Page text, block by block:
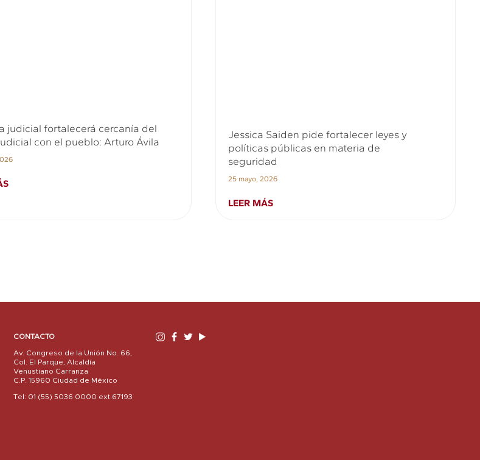
judicial fortalecerá cercanía del
con el pueblo: Arturo Ávila
Jessica Saiden pide fortalecer leyes y
políticas públicas en materia de
seguridad
25 mayo, 2026
LEER MÁS
CONTACTO
Av. Congreso de la Unión No. 66,
Col. El Parque, Alcaldía
Venustiano Carranza
C.P. 15960 Ciudad de México
Tel: 01 (55) 5036 0000 ext.67193